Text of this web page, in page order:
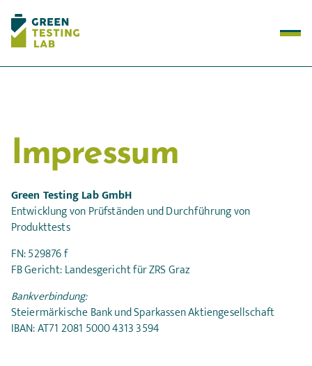
About Us
Success Stories
Impressum
Green Testing Lab GmbH
Entwicklung von Prüfständen und Durchführung von
Produkttests
FN: 529876 f
FB Gericht: Landesgericht für ZRS Graz
Bankverbindung:
Steiermärkische Bank und Sparkassen Aktiengesellschaft
IBAN: AT71 2081 5000 4313 3594